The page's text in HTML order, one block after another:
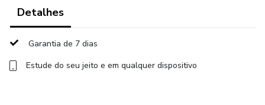
Detalhes
Garantia de 7 dias
Estude do seu jeito e em qualquer dispositivo